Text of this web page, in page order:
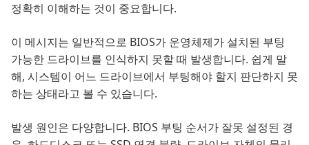
정확히 이해하는 것이 중요합니다.
이 메시지는 일반적으로 BIOS가 운영체제가 설치된 부팅
가능한 드라이브를 인식하지 못할 때 발생합니다. 쉽게 말
해, 시스템이 어느 드라이브에서 부팅해야 할지 판단하지 못
하는 상태라고 볼 수 있습니다.
발생 원인은 다양합니다. BIOS 부팅 순서가 잘못 설정된 경